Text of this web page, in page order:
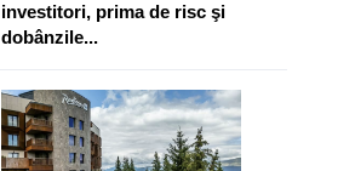
investitori, prima de risc şi
dobânzile...